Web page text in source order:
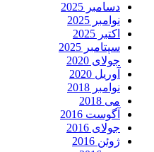
دسامبر 2025
نوامبر 2025
اکتبر 2025
سپتامبر 2025
جولای 2020
آوریل 2020
نوامبر 2018
می 2018
آگوست 2016
جولای 2016
ژوئن 2016